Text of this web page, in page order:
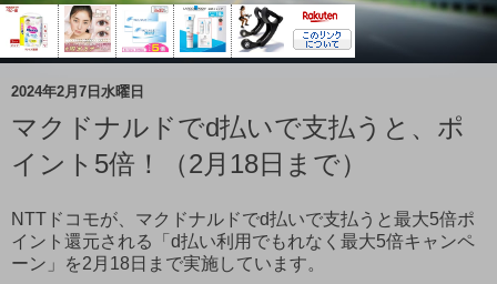
2024年2月7日水曜日
マクドナルドでd払いで支払うと、ポ
イント5倍！（2月18日まで）
NTTドコモが、マクドナルドでd払いで支払うと最大5倍ポ
イント還元される「d払い利用でもれなく最大5倍キャンペ
ーン」を2月18日まで実施しています。